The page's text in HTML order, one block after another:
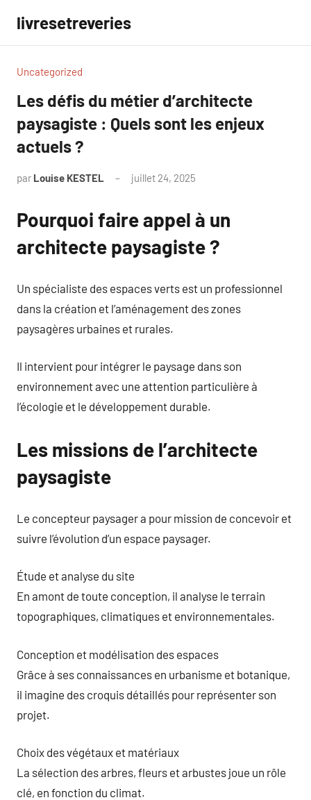
contenu
livresetreveries
Uncategorized
Les défis du métier d’architecte
paysagiste : Quels sont les enjeux
actuels ?
par Louise KESTEL juillet 24, 2025
Pourquoi faire appel à un
architecte paysagiste ?
Un spécialiste des espaces verts est un professionnel
dans la création et l’aménagement des zones
paysagères urbaines et rurales.
Il intervient pour intégrer le paysage dans son
environnement avec une attention particulière à
l’écologie et le développement durable.
Les missions de l’architecte
paysagiste
Le concepteur paysager a pour mission de concevoir et
suivre l’évolution d’un espace paysager.
Étude et analyse du site
En amont de toute conception, il analyse le terrain
topographiques, climatiques et environnementales.
Conception et modélisation des espaces
Grâce à ses connaissances en urbanisme et botanique,
il imagine des croquis détaillés pour représenter son
projet.
Choix des végétaux et matériaux
La sélection des arbres, fleurs et arbustes joue un rôle
clé, en fonction du climat.